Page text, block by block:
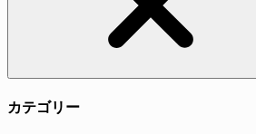
カテゴリー